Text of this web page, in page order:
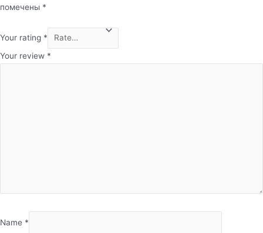
помечены *
Your rating *
Your review *
Name *